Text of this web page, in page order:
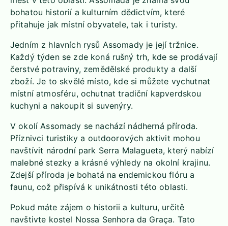
bohatou historií a kulturním dědictvím, které
přitahuje jak místní obyvatele, tak i turisty.
Jedním z hlavních rysů Assomady je její tržnice.
Každý týden se zde koná rušný trh, kde se prodávají
čerstvé potraviny, zemědělské produkty a další
zboží. Je to skvělé místo, kde si můžete vychutnat
místní atmosféru, ochutnat tradiční kapverdskou
kuchyni a nakoupit si suvenýry.
V okolí Assomady se nachází nádherná příroda.
Příznivci turistiky a outdoorových aktivit mohou
navštívit národní park Serra Malagueta, který nabízí
malebné stezky a krásné výhledy na okolní krajinu.
Zdejší příroda je bohatá na endemickou flóru a
faunu, což přispívá k unikátnosti této oblasti.
Pokud máte zájem o historii a kulturu, určitě
navštivte kostel Nossa Senhora da Graça. Tato